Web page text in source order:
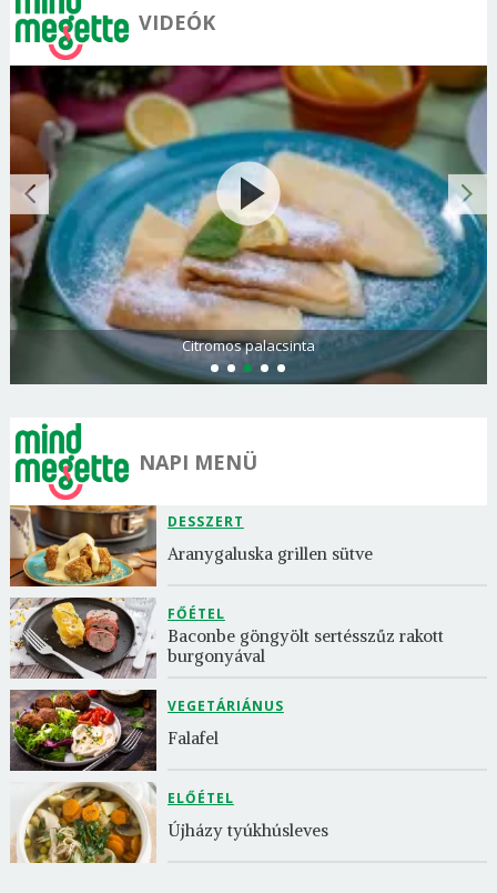
VIDEÓK
Citromos palacsinta
NAPI MENÜ
DESSZERT
Aranygaluska grillen sütve
FŐÉTEL
Baconbe göngyölt sertésszűz rakott
burgonyával
VEGETÁRIÁNUS
Falafel
ELŐÉTEL
Újházy tyúkhúsleves